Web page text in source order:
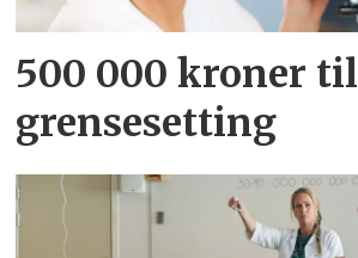
500 000 kroner til
grensesetting